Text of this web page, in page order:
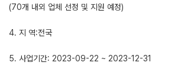
(70개 내외 업체 선정 및 지원 예정)
4. 지 역:전국
5. 사업기간: 2023-09-22 ~ 2023-12-31